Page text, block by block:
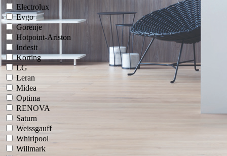
Electrolux
Evgo
Gorenje
Hotpoint-Ariston
Indesit
Korting
LG
Leran
Midea
Optima
RENOVA
Saturn
Weissgauff
Whirlpool
Willmark